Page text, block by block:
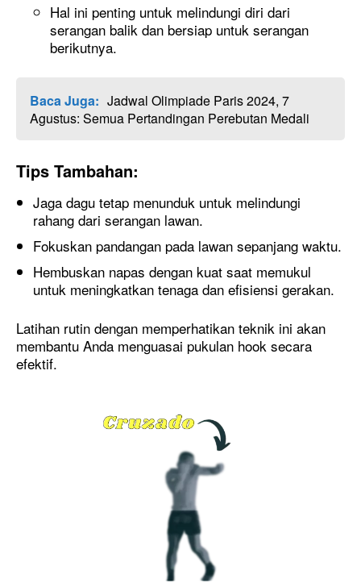
Hal ini penting untuk melindungi diri dari
serangan balik dan bersiap untuk serangan
berikutnya.
Baca Juga: Jadwal Olimpiade Paris 2024, 7
Agustus: Semua Pertandingan Perebutan Medali
Tips Tambahan:
Jaga dagu tetap menunduk untuk melindungi
rahang dari serangan lawan.
Fokuskan pandangan pada lawan sepanjang waktu.
Hembuskan napas dengan kuat saat memukul
untuk meningkatkan tenaga dan efisiensi gerakan.
Latihan rutin dengan memperhatikan teknik ini akan
membantu Anda menguasai pukulan hook secara
efektif.